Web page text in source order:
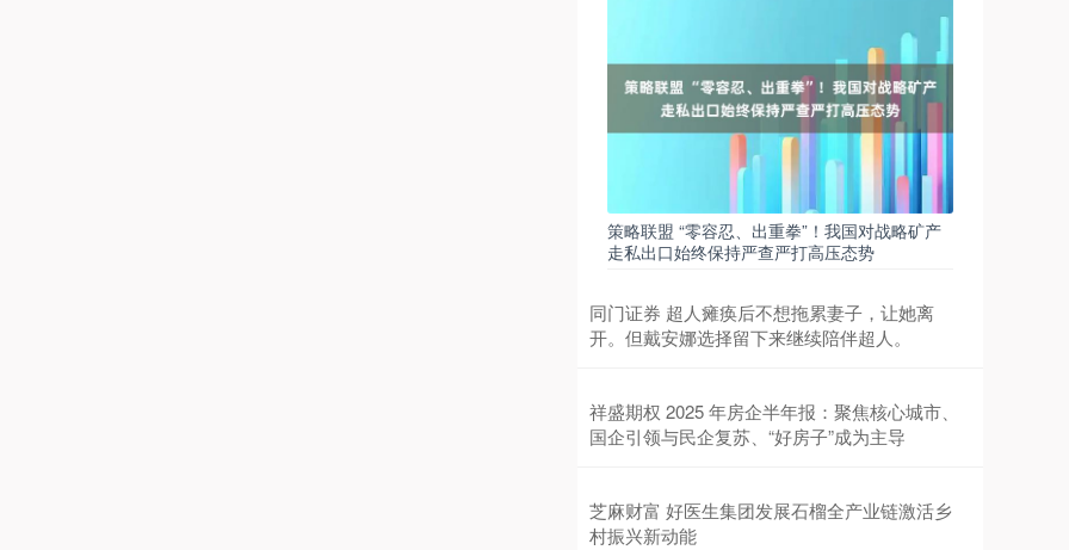
策略联盟 “零容忍、出重拳”！我国对战略矿产
走私出口始终保持严查严打高压态势
同门证券 超人瘫痪后不想拖累妻子，让她离
开。但戴安娜选择留下来继续陪伴超人。
祥盛期权 2025 年房企半年报：聚焦核心城市、
国企引领与民企复苏、“好房子”成为主导
芝麻财富 好医生集团发展石榴全产业链激活乡
村振兴新动能